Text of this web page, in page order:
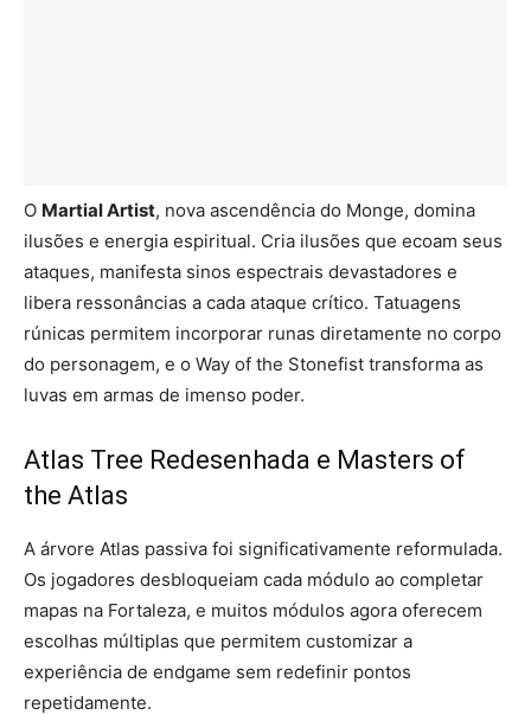
O Martial Artist, nova ascendência do Monge, domina
ilusões e energia espiritual. Cria ilusões que ecoam seus
ataques, manifesta sinos espectrais devastadores e
libera ressonâncias a cada ataque crítico. Tatuagens
rúnicas permitem incorporar runas diretamente no corpo
do personagem, e o Way of the Stonefist transforma as
luvas em armas de imenso poder.
Atlas Tree Redesenhada e Masters of
the Atlas
A árvore Atlas passiva foi significativamente reformulada.
Os jogadores desbloqueiam cada módulo ao completar
mapas na Fortaleza, e muitos módulos agora oferecem
escolhas múltiplas que permitem customizar a
experiência de endgame sem redefinir pontos
repetidamente.